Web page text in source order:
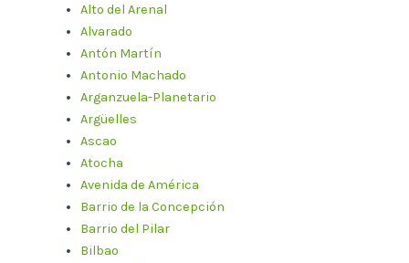
Alto del Arenal
Alvarado
Antón Martín
Antonio Machado
Arganzuela-Planetario
Argüelles
Ascao
Atocha
Avenida de América
Barrio de la Concepción
Barrio del Pilar
Bilbao